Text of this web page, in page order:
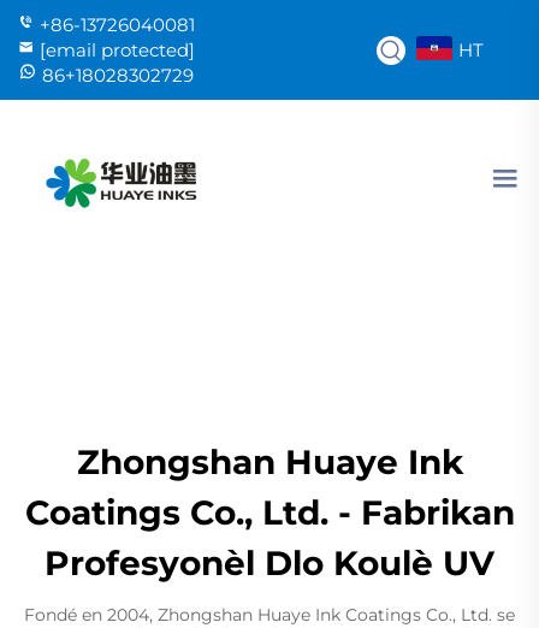
+86-13726040081
[email protected]
86+18028302729
HT
Zhongshan Huaye Ink
Coatings Co., Ltd. - Fabrikan
Profesyonèl Dlo Koulè UV
Fondé en 2004, Zhongshan Huaye Ink Coatings Co., Ltd. se